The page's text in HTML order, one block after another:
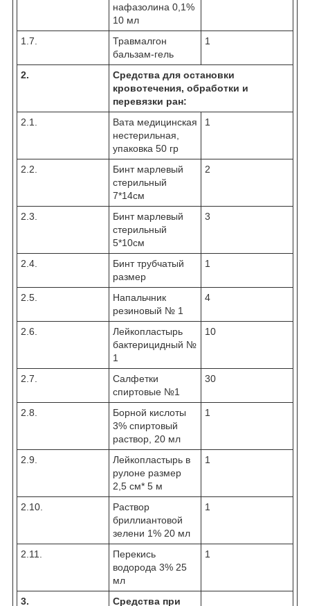
нафазолина 0,1%
10 мл
1.7.
Травмалгон
бальзам-гель
1
2.
Средства для остановки
кровотечения, обработки и
перевязки ран:
2.1.
Вата медицинская
нестерильная,
упаковка 50 гр
1
2.2.
Бинт марлевый
стерильный
7*14см
2
2.3.
Бинт марлевый
стерильный
5*10см
3
2.4.
Бинт трубчатый
размер
1
2.5.
Напальчник
резиновый № 1
4
2.6.
Лейкопластырь
бактерицидный №
1
10
2.7.
Салфетки
спиртовые №1
30
2.8.
Борной кислоты
3% спиртовый
раствор, 20 мл
1
2.9.
Лейкопластырь в
рулоне размер
2,5 см* 5 м
1
2.10.
Раствор
бриллиантовой
зелени 1% 20 мл
1
2.11.
Перекись
водорода 3% 25
мл
1
3. Средства при